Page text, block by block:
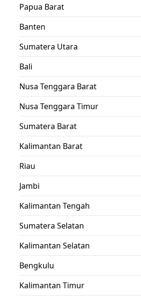
Papua Barat
Banten
Sumatera Utara
Bali
Nusa Tenggara Barat
Nusa Tenggara Timur
Sumatera Barat
Kalimantan Barat
Riau
Jambi
Kalimantan Tengah
Sumatera Selatan
Kalimantan Selatan
Bengkulu
Kalimantan Timur